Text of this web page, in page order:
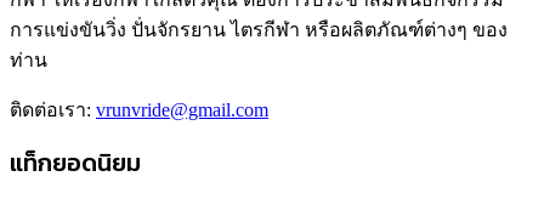
การแข่งขันวิ่ง ปั่นจักรยาน ไตรกีฬา หรือผลิตภัณฑ์ต่างๆ ของ
ท่าน
ติดต่อเรา: vrunvride@gmail.com
แท็กยอดนิยม